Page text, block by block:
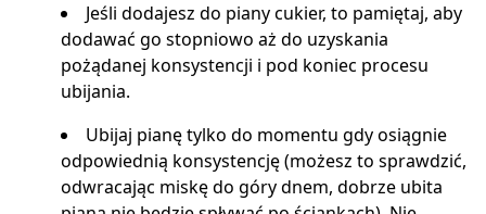
Jeśli dodajesz do piany cukier, to pamiętaj, aby
dodawać go stopniowo aż do uzyskania
pożądanej konsystencji i pod koniec procesu
ubijania.
Ubijaj pianę tylko do momentu gdy osiągnie
odpowiednią konsystencję (możesz to sprawdzić,
odwracając miskę do góry dnem, dobrze ubita